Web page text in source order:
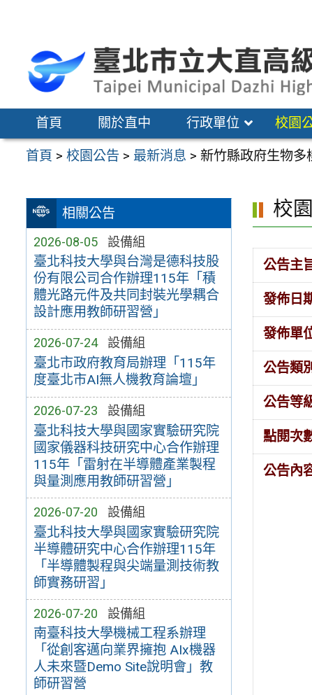
區
首頁 關於直中 行政單位 校園
首頁 >校園公告 > 最新消息 >新竹縣政府生物多
相關公告
2026-08-05 設備組
臺北科技大學與台灣是德科技股
份有限公司合作辦理115年「積
體光路元件及共同封裝光學耦合
設計應用教師研習營」
2026-07-24 設備組
臺北市政府教育局辦理「115年
度臺北市AI無人機教育論壇」
2026-07-23 設備組
臺北科技大學與國家實驗研究院
國家儀器科技研究中心合作辦理
115年「雷射在半導體產業製程
與量測應用教師研習營」
2026-07-20 設備組
臺北科技大學與國家實驗研究院
半導體研究中心合作辦理115年
「半導體製程與尖端量測技術教
師實務研習」
2026-07-20 設備組
南臺科技大學機械工程系辦理
「從創客邁向業界擁抱 AIx機器
人未來暨Demo Site說明會」教
師研習營
校
公告主
發佈日
發佈單
公告類
公告等
點閱次
公告內